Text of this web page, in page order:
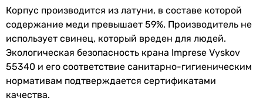
смеситель
смеситель
смеситель
смеситель
смеситель
смеситель
смеситель
Комплектация
изделия
аэратор
Физические характеристики
Цвет хром
Корпус производится из латуни, в составе которой
содержание меди превышает 59%. Производитель не
использует свинец, который вреден для людей.
Экологическая безопасность крана Imprese Vyskov
55340 и его соответствие санитарно-гигиеническим
нормативам подтверждается сертификатами
качества.